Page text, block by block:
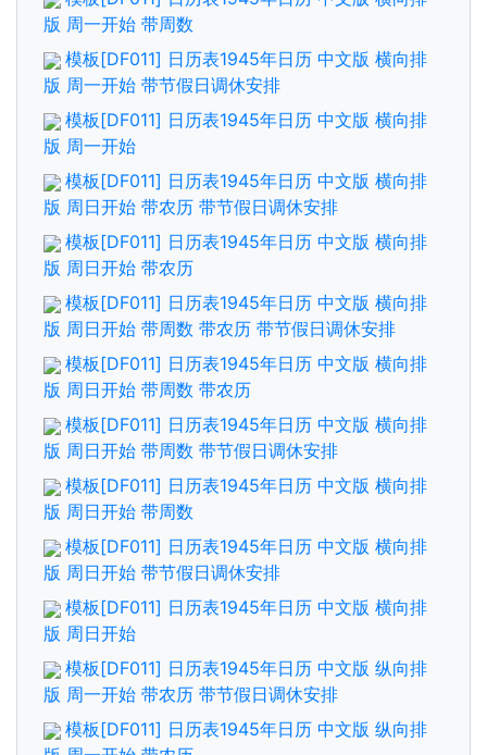
版 周一开始 带周数
模板[DF011] 日历表1945年日历 中文版 横向排
版 周一开始 带节假日调休安排
模板[DF011] 日历表1945年日历 中文版 横向排
版 周一开始
模板[DF011] 日历表1945年日历 中文版 横向排
版 周日开始 带农历 带节假日调休安排
模板[DF011] 日历表1945年日历 中文版 横向排
版 周日开始 带农历
模板[DF011] 日历表1945年日历 中文版 横向排
版 周日开始 带周数 带农历 带节假日调休安排
模板[DF011] 日历表1945年日历 中文版 横向排
版 周日开始 带周数 带农历
模板[DF011] 日历表1945年日历 中文版 横向排
版 周日开始 带周数 带节假日调休安排
模板[DF011] 日历表1945年日历 中文版 横向排
版 周日开始 带周数
模板[DF011] 日历表1945年日历 中文版 横向排
版 周日开始 带节假日调休安排
模板[DF011] 日历表1945年日历 中文版 横向排
版 周日开始
模板[DF011] 日历表1945年日历 中文版 纵向排
版 周一开始 带农历 带节假日调休安排
模板[DF011] 日历表1945年日历 中文版 纵向排